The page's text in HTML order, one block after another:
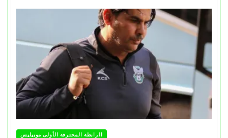
الرابطة المحترفة الأولى موبيليس